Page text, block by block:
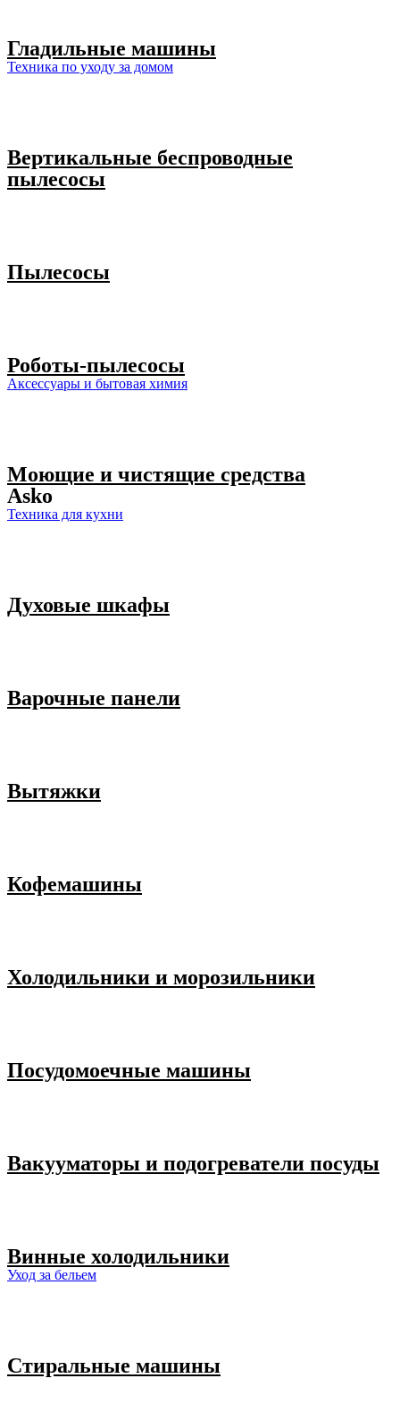
Гладильные машины
Техника по уходу за домом
Вертикальные беспроводные
пылесосы
Пылесосы
Роботы-пылесосы
Аксессуары и бытовая химия
Моющие и чистящие средства
Asko
Техника для кухни
Духовые шкафы
Варочные панели
Вытяжки
Кофемашины
Холодильники и морозильники
Посудомоечные машины
Вакууматоры и подогреватели посуды
Винные холодильники
Уход за бельем
Стиральные машины